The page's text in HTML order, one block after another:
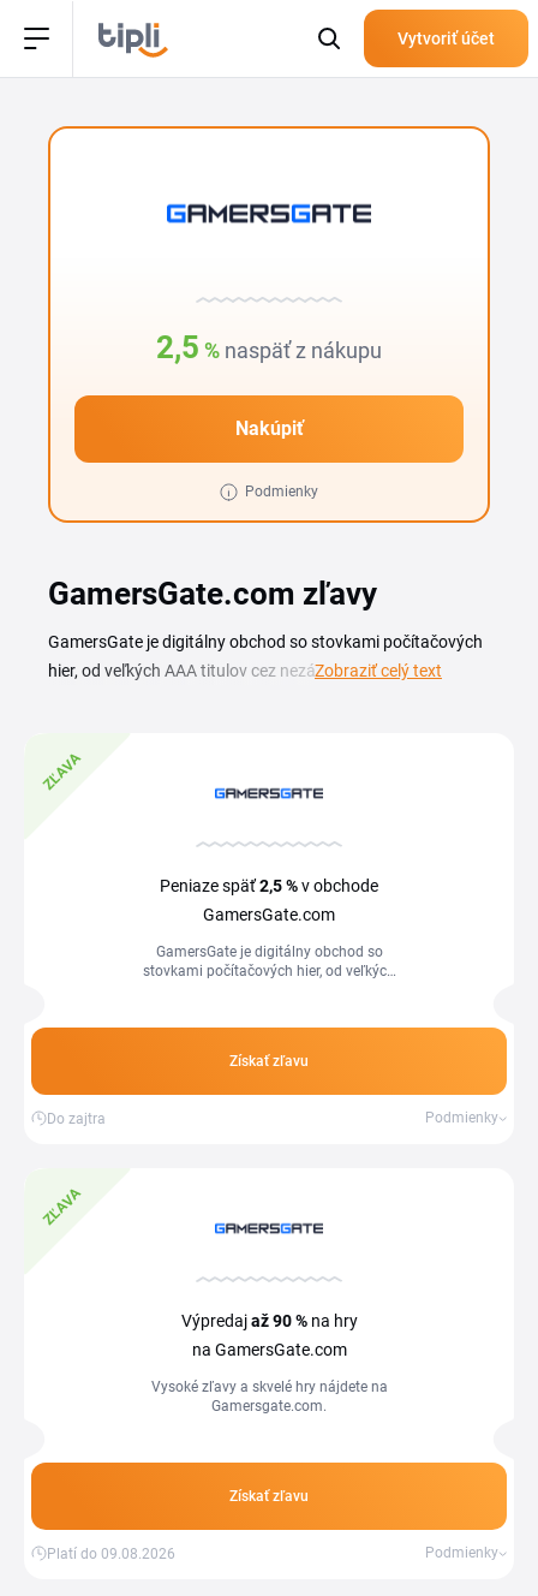
Vytvoriť účet
2,5 % naspäť z nákupu
Nakúpiť
Podmienky
GamersGate.com zľavy
GamersGate je digitálny obchod so stovkami počítačových
hier, od veľkých AAA titulov cez nezávislé indie projekty až
za výrazne nižšiu cenu, než aká je bežne uvedená na
stránke obchodu. Nájdete tu hry pre rôzne platformy, akčné
kupónov a akcií GamersGate máte na tejto stránke, stačí
objednávky. Tak si herný titul kúpite za priaznivejšiu cenu a
Zobraziť celý text
ZĽAVA
Peniaze späť2,5 %v obchode
GamersGate.com
GamersGate je digitálny obchod so
stovkami počítačových hier, od veľkých
Získať zľavu
Do zajtra Podmienky
ZĽAVA
Výpredajaž 90 %na hry
na GamersGate.com
Vysoké zľavy a skvelé hry nájdete na
Gamersgate.com.
Získať zľavu
Platí do 09.08.2026 Podmienky